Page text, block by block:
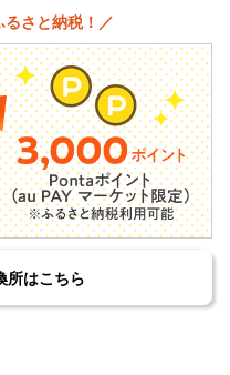
るさと納税！／
所はこちら